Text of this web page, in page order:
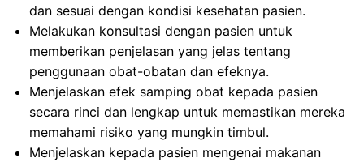
dan sesuai dengan kondisi kesehatan pasien.
Melakukan konsultasi dengan pasien untuk
memberikan penjelasan yang jelas tentang
penggunaan obat-obatan dan efeknya.
Menjelaskan efek samping obat kepada pasien
secara rinci dan lengkap untuk memastikan mereka
memahami risiko yang mungkin timbul.
Menjelaskan kepada pasien mengenai makanan